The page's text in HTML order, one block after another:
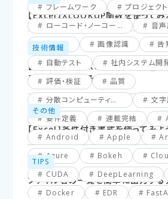
フレームワーク
プロジェク
ローコード・ノーコード
音
仮想化
画像認識 告
自動テスト
社内システム開
評価・検証
品質
分散コンピューティング
文
要件定義
連載完結
Android
Apple
Azure
Bokeh
CUDA
DeepLearning
Docker
EDR
【Excel】XLOOKUP関数を使ってみ
技術情報
【Excel】XLOOKUP関数応用編_
るセルを探してみよう！
その他
【Excel】条件付き書式を使ってみよ
TIPS
ファイル名の一覧を簡単に出力す